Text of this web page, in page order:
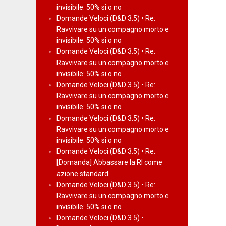
invisibile: 50% si o no
Domande Veloci (D&D 3.5) • Re:
Ravvivare su un compagno morto e
invisibile: 50% si o no
Domande Veloci (D&D 3.5) • Re:
Ravvivare su un compagno morto e
invisibile: 50% si o no
Domande Veloci (D&D 3.5) • Re:
Ravvivare su un compagno morto e
invisibile: 50% si o no
Domande Veloci (D&D 3.5) • Re:
Ravvivare su un compagno morto e
invisibile: 50% si o no
Domande Veloci (D&D 3.5) • Re:
[Domanda] Abbassare la RI come
azione standard
Domande Veloci (D&D 3.5) • Re:
Ravvivare su un compagno morto e
invisibile: 50% si o no
Domande Veloci (D&D 3.5) •